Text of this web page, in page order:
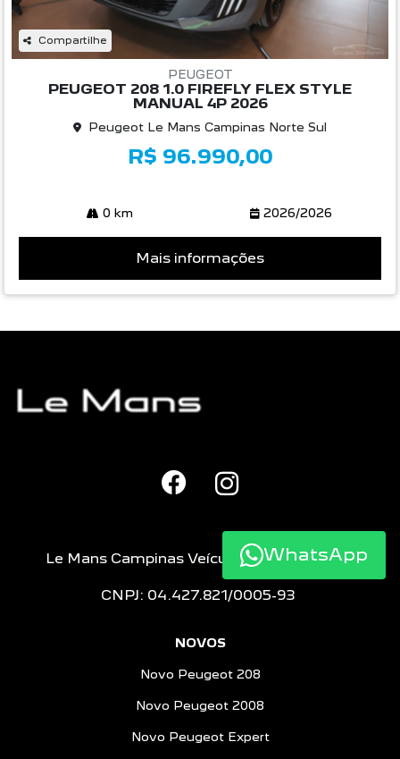
Compartilhe
PEUGEOT
PEUGEOT 208 1.0 FIREFLY FLEX STYLE
MANUAL 4P 2026
Peugeot Le Mans Campinas Norte Sul
R$ 96.990,00
0 km 2026/2026
Mais informações
Le Mans Campinas Veículos e Peças LTDA
CNPJ: 04.427.821/0005-93
NOVOS
Novo Peugeot 208
Novo Peugeot 2008
Novo Peugeot Expert
WhatsApp